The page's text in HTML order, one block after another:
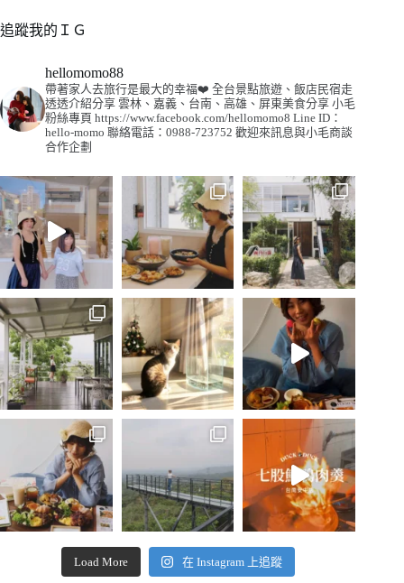
追蹤我的ＩＧ
hellomomo88
帶著家人去旅行是最大的幸福❤️ 全台景點旅遊、飯店民宿走
透透介紹分享 雲林、嘉義、台南、高雄、屏東美食分享 小毛
粉絲專頁 https://www.facebook.com/hellomomo8 Line ID：
hello-momo 聯絡電話：0988-723752 歡迎來訊息與小毛商談
合作企劃
Load More 在 Instagram 上追蹤